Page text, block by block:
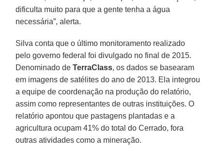
dificulta muito para que a gente tenha a água
necessária”, alerta.
Silva conta que o último monitoramento realizado
pelo governo federal foi divulgado no final de 2015.
Denominado deTerraClass, os dados se basearam
em imagens de satélites do ano de 2013. Ela integrou
a equipe de coordenação na produção do relatório,
assim como representantes de outras instituições. O
relatório apontou que pastagens plantadas e a
agricultura ocupam 41% do total do Cerrado, fora
outras atividades como a mineração.